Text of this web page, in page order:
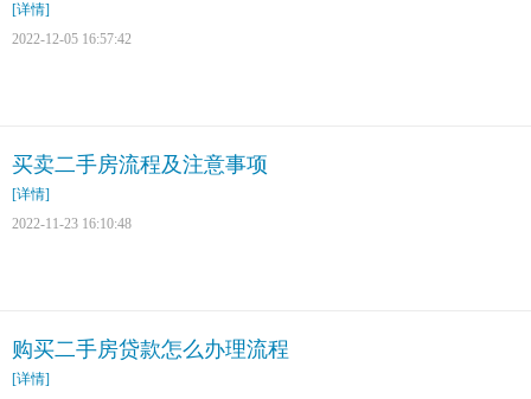
[详情]
2022-12-05 16:57:42
买卖二手房流程及注意事项
[详情]
2022-11-23 16:10:48
购买二手房贷款怎么办理流程
[详情]